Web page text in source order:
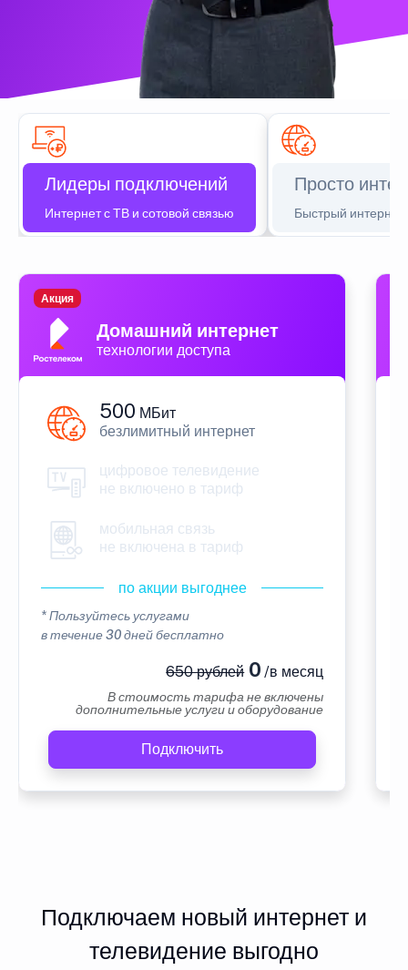
Лидеры подключений
Интернет с ТВ и сотовой связью
Просто
Быстрый интернет
Домашний интернет
технологии доступа
Акция
500 МБит
безлимитный интернет
цифровое телевидение
не включено в тариф
мобильная связь
не включена в тариф
по акции выгоднее
* Пользуйтесь услугами
в течение 30 дней бесплатно
650 рублей0 /в месяц
В стоимость тарифа не включены
дополнительные услуги и оборудование
Подключить
Подключаем новый интернет и
телевидение выгодно